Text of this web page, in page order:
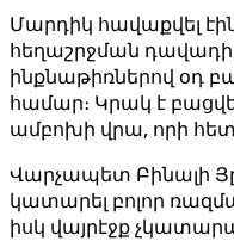
Մարդիկ հավաքվել
հեղաշրջման
ինքնաթիռներով օդ
համար։ Կրակ է
ամբոխի վրա, որի
Վարչապետ Բինալի
կատարել բոլոր
իսկ վայրէջք